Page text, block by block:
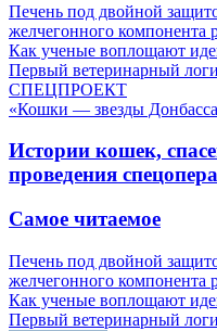
Печень под двойной
желчегонного компонента
Как ученые воплощают
Первый ветеринарный
СПЕЦПРОЕКТ
«Кошки — звезды
Истории кошек,
проведения
Самое читаемое
Печень под двойной
желчегонного компонента
Как ученые воплощают
Первый ветеринарный